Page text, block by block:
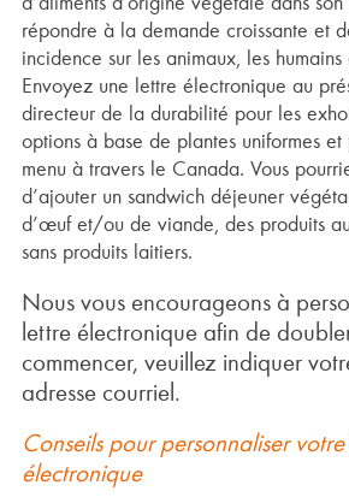
répondre à la demande croissante et
incidence sur les animaux, les
Envoyez une lettre électronique au
directeur de la durabilité pour les
options à base de plantes uniformes
menu à travers le Canada. Vous
d’ajouter un sandwich déjeuner
d’œuf et/ou de viande, des produits
sans produits laitiers.
Nous vous encourageons à
lettre électronique afin de
commencer, veuillez indiquer
adresse courriel.
Conseils pour personnaliser
électronique